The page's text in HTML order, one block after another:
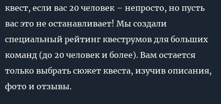
квест, если вас 20 человек – непросто, но пусть
вас это не останавливает! Мы создали
специальный рейтинг квеструмов для больших
команд (до 20 человек и более). Вам остается
только выбрать сюжет квеста, изучив описания,
фото и отзывы.